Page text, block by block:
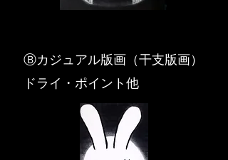
​Ⓑカジュアル版画（干支版画）
ドライ・ポイント他